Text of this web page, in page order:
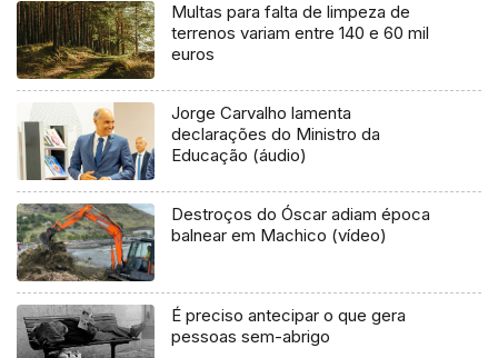
Multas para falta de limpeza de
terrenos variam entre 140 e 60 mil
euros
Jorge Carvalho lamenta
declarações do Ministro da
Educação (áudio)
Destroços do Óscar adiam época
balnear em Machico (vídeo)
É preciso antecipar o que gera
pessoas sem-abrigo